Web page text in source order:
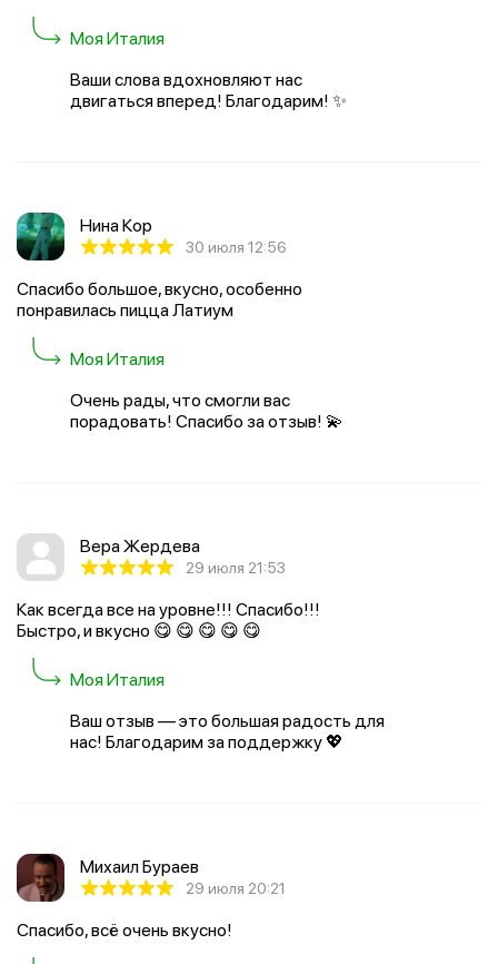
Моя Италия
Ваши слова вдохновляют нас
двигаться вперед! Благодарим! ✨
Нина Кор
30 июля 12:56
Спасибо большое, вкусно, особенно
понравилась пицца Латиум
Моя Италия
Очень рады, что смогли вас
порадовать! Спасибо за отзыв! 💫
Вера Жердева
29 июля 21:53
Как всегда все на уровне!!! Спасибо!!!
Быстро, и вкусно 😋 😋 😋 😋 😋
Моя Италия
Ваш отзыв — это большая радость для
нас! Благодарим за поддержку 💖
Михаил Бураев
29 июля 20:21
Спасибо, всё очень вкусно!